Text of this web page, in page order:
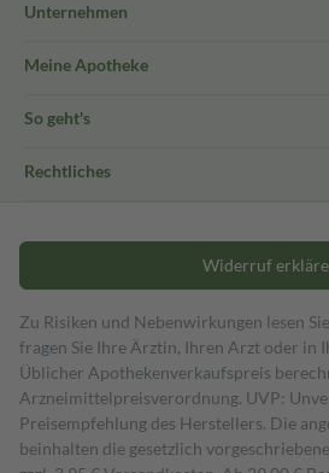
Unternehmen
Meine Apotheke
So geht's
Rechtliches
Widerruf
Zu Risiken und Nebenwirkungen lesen
fragen Sie Ihre Ärztin, Ihren Arzt oder in
Üblicher Apothekenverkaufspreis
Arzneimittelpreisverordnung. UVP:
Preisempfehlung des Herstellers. Die
beinhalten die gesetzlich